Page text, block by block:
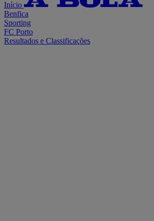
Início
Benfica
Sporting
FC Porto
Resultados e Classificações